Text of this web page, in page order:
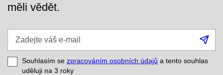
měli vědět.
e-
mail
Souhlasím se zpracováním osobních údajů a tento souhlas
uděluji na 3 roky